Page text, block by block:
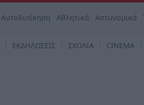
Αυτοδιοίκηση Αθλητικά Αστυνομικά
ΕΚΔΗΛΩΣΕΙΣ ΣΧΟΛΙΑ CINEMA